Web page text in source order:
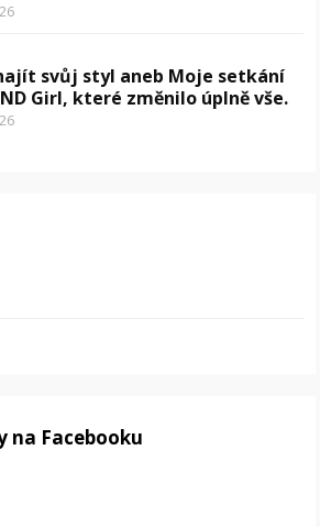
svůj styl aneb Moje setkání
Girl, které změnilo úplně vše.
na Facebooku